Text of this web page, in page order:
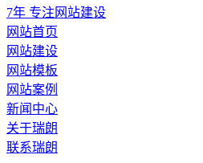
7年 专注网站建设
网站首页
网站建设
网站模板
网站案例
新闻中心
关于瑞朗
联系瑞朗